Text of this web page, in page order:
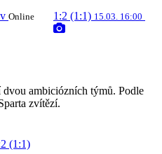
Online
1:2 (1:1) 15.03. 16:00
ambiciózních týmů. Podle
zvítězí.
(1:1)